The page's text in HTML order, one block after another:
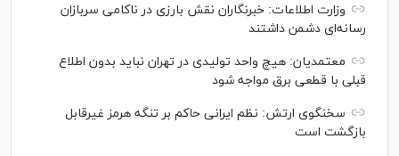
وزارت اطلاعات: خبرنگاران نقش بارزی در ناکامی سربازان
رسانه‌ای دشمن داشتند
معتمدیان: هیچ واحد تولیدی در تهران نباید بدون اطلاع
قبلی با قطعی برق مواجه شود
سخنگوی ارتش: نظم ایرانی حاکم بر تنگه هرمز غیرقابل
بازگشت است